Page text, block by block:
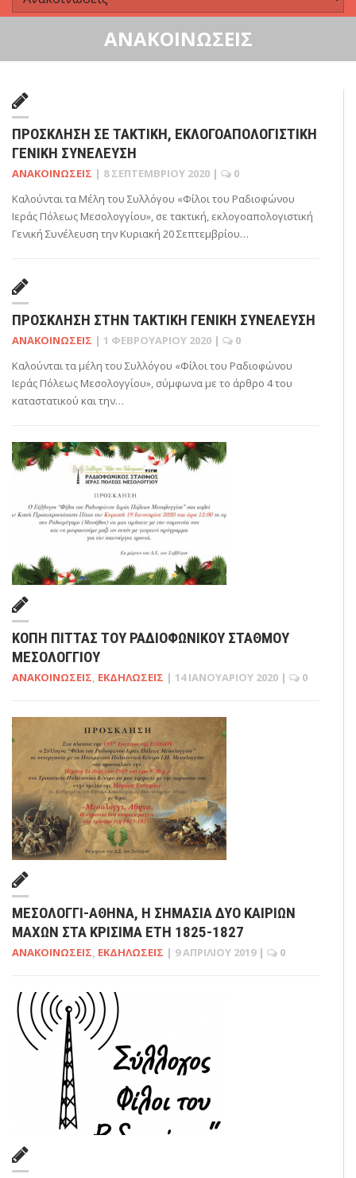
ΑΝΑΚΟΙΝΏΣΕΙΣ
ΠΡΌΣΚΛΗΣΗ ΣΕ ΤΑΚΤΙΚΉ, ΕΚΛΟΓΟΑΠΟΛΟΓΙΣΤΙΚΉ
ΓΕΝΙΚΉ ΣΥΝΈΛΕΥΣΗ
ΑΝΑΚΟΙΝΏΣΕΙΣ | 8 ΣΕΠΤΕΜΒΡΊΟΥ 2020 |
0
Καλούνται τα Μέλη του Συλλόγου «Φίλοι του Ραδιοφώνου
Ιεράς Πόλεως Μεσολογγίου», σε τακτική, εκλογοαπολογιστική
Γενική Συνέλευση την Κυριακή 20 Σεπτεμβρίου…
ΠΡΌΣΚΛΗΣΗ ΣΤΗΝ ΤΑΚΤΙΚΉ ΓΕΝΙΚΉ ΣΥΝΈΛΕΥΣΗ
ΑΝΑΚΟΙΝΏΣΕΙΣ | 1 ΦΕΒΡΟΥΑΡΊΟΥ 2020 |
0
Καλούνται τα μέλη του Συλλόγου «Φίλοι του Ραδιοφώνου
Ιεράς Πόλεως Μεσολογγίου», σύμφωνα με το άρθρο 4 του
καταστατικού και την…
ΚΟΠΉ ΠΊΤΤΑΣ ΤΟΥ ΡΑΔΙΟΦΩΝΙΚΟΎ ΣΤΑΘΜΟΎ
ΜΕΣΟΛΟΓΓΊΟΥ
ΑΝΑΚΟΙΝΏΣΕΙΣ, ΕΚΔΗΛΏΣΕΙΣ | 14 ΙΑΝΟΥΑΡΊΟΥ 2020 | 0
ΜΕΣΟΛΌΓΓΙ-ΑΘΉΝΑ, Η ΣΗΜΑΣΊΑ ΔΎΟ ΚΑΊΡΙΩΝ
ΜΑΧΏΝ ΣΤΑ ΚΡΊΣΙΜΑ ΈΤΗ 1825-1827
ΑΝΑΚΟΙΝΏΣΕΙΣ, ΕΚΔΗΛΏΣΕΙΣ | 9 ΑΠΡΙΛΊΟΥ 2019 | 0